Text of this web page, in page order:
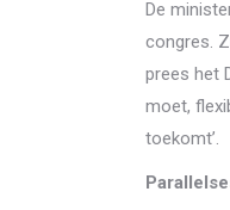
De
congres.
prees het
moet,
toekomt’.